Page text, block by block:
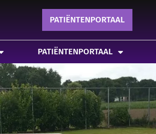
PATIËNTENPORTAAL
PATIËNTENPORTAAL
MEER POLDER-FIT